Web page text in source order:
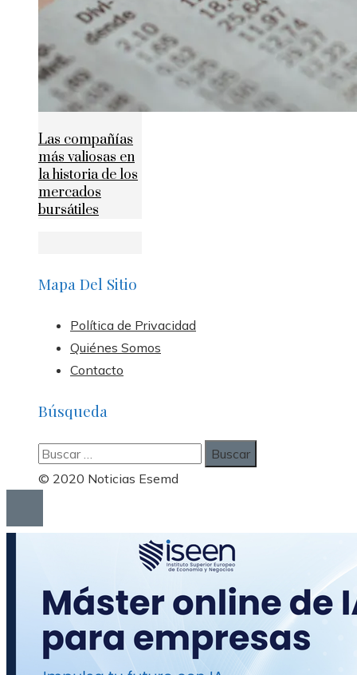
Las compañías
más valiosas en
la historia de los
mercados
bursátiles
Mapa Del Sitio
Política de Privacidad
Quiénes Somos
Contacto
Búsqueda
Buscar:
© 2020 Noticias Esemd